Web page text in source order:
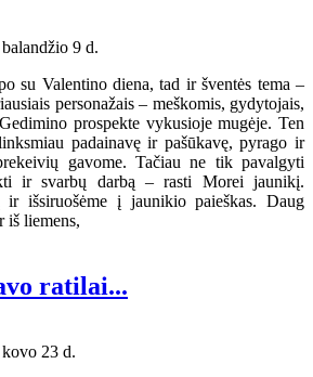
9 d.
su Valentino diena, tad ir šventės tema –
personažais – meškomis, gydytojais,
prospekte vykusioje mugėje. Ten
padainavę ir pašūkavę, pyrago ir
gavome. Tačiau ne tik pavalgyti
ir svarbų darbą – rasti Morei jaunikį.
ir išsiruošėme į jaunikio paieškas. Daug
iš liemens,
ratilai...
23 d.